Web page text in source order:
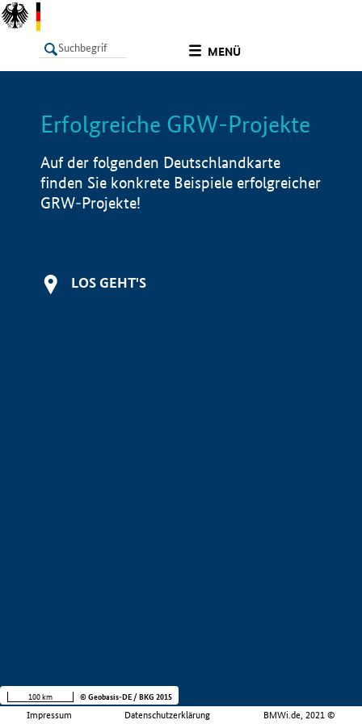
MENÜ
LISTE Info
Erfolgreiche GRW-Projekte
Auf der folgenden Deutschlandkarte
finden Sie konkrete Beispiele erfolgreicher
GRW-Projekte!
LOS GEHT'S
Impressum Datenschutzerklärung BMWi.de, 2021 ©
100 km © Geobasis-DE / BKG 2015